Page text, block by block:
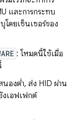
และการกระทบ
โดยเซ็นเซอร์ของ
: โหมดนี้ใช้เมื่อ
นองต่ำ, ส่ง HID ผ่าน
งเอฟเฟกต์